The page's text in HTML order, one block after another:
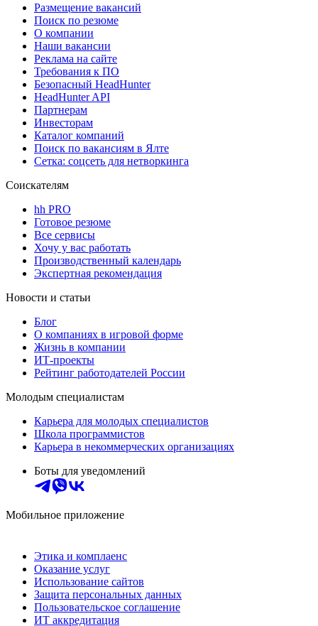
Размещение вакансий
Поиск по резюме
О компании
Наши вакансии
Реклама на сайте
Требования к ПО
Безопасный HeadHunter
HeadHunter API
Партнерам
Инвесторам
Каталог компаний
Поиск по вакансиям в Ялте
Сетка: соцсеть для нетворкинга
Соискателям
hh PRO
Готовое резюме
Все сервисы
Хочу у вас работать
Производственный календарь
Экспертная рекомендация
Новости и статьи
Блог
О компаниях в игровой форме
Жизнь в компании
ИТ-проекты
Рейтинг работодателей России
Молодым специалистам
Карьера для молодых специалистов
Школа программистов
Карьера в некоммерческих организациях
Боты для уведомлений
Мобильное приложение
Этика и комплаенс
Оказание услуг
Использование сайтов
Защита персональных данных
Пользовательское соглашение
ИТ аккредитация